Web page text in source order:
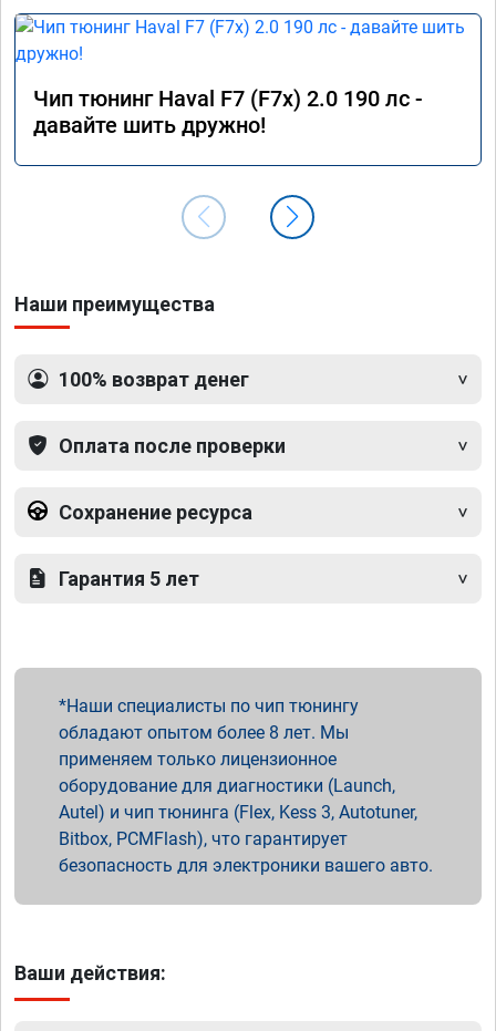
Чип тюнинг Haval F7 (F7x) 2.0 190 лс -
давайте шить дружно!
Наши преимущества
100% возврат денег
Оплата после проверки
Сохранение ресурса
Гарантия 5 лет
Наши специалисты по чип тюнингу
обладают опытом более 8 лет. Мы
применяем только лицензионное
оборудование для диагностики (Launch,
Autel) и чип тюнинга (Flex, Kess 3, Autotuner,
Bitbox, PCMFlash), что гарантирует
безопасность для электроники вашего авто.
Ваши действия: